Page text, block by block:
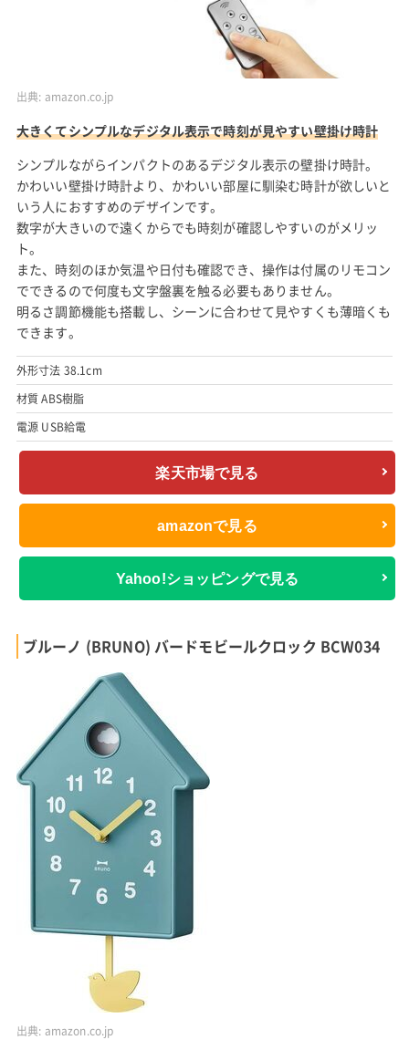
出典: amazon.co.jp
大きくてシンプルなデジタル表示で時刻が見やすい壁掛け時計
シンプルながらインパクトのあるデジタル表示の壁掛け時計。
かわいい壁掛け時計より、かわいい部屋に馴染む時計が欲しいと
いう人におすすめのデザインです。
数字が大きいので遠くからでも時刻が確認しやすいのがメリッ
ト。
また、時刻のほか気温や日付も確認でき、操作は付属のリモコン
でできるので何度も文字盤裏を触る必要もありません。
明るさ調節機能も搭載し、シーンに合わせて見やすくも薄暗くも
できます。
外形寸法 38.1cm
材質 ABS樹脂
電源 USB給電
楽天市場で見る
amazonで見る
Yahoo!ショッピングで見る
ブルーノ (BRUNO) バードモビールクロック BCW034
出典: amazon.co.jp